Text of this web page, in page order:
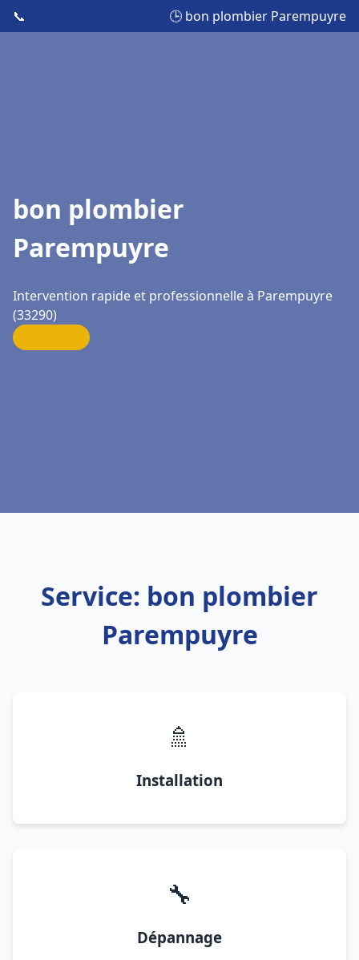
📞 🕒 bon plombier Parempuyre
bon plombier
Parempuyre
Intervention rapide et professionnelle à Parempuyre
(33290)
Service: bon plombier
Parempuyre
🚿
Installation
🔧
Dépannage